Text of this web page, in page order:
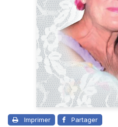
Imprimer Partager